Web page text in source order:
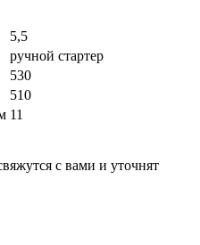
5,5
ручной стартер
530
510
11
с вами и уточнят